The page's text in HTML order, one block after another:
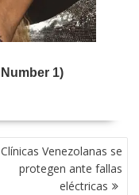
Clínicas Venezolanas se
protegen ante fallas
eléctricas